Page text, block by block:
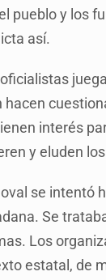
telefónico
pueblo y los
así.
interés
y eluden
se intentó
Se
Los
estatal, de